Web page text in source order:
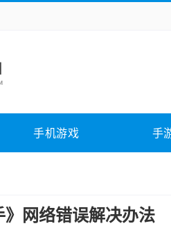
图形软件 安全相关
未分类 综合其它
手机游戏 手
》网络错误解决办法